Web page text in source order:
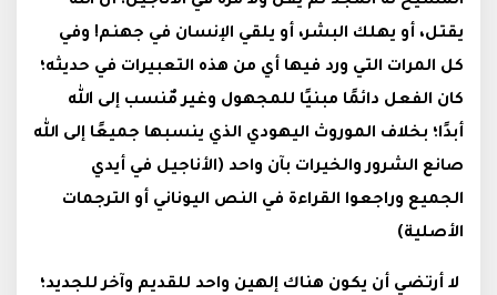
يقتل، أو يهلك البشر، أو يلقي الإنسان في جهنم! وفي
كل المرات التي ورد فيها أي من هذه التعبيرات في حديثه؛
كان الفعل دائمًا مبنيًا للمجهول وغير مٌنسب إلى الله
أبدًا؛ بخلاف الموروث اليهودي الذي ينسبها جميعًا إلى الله
صانع الشرور والخيرات بآن واحد (الأناجيل في أيدي
الجميع وراجعوا القراءة في النص اليوناني أو الترجمات
الأصلية)
لا أرتضي أن يكون هناك إلهين واحد للقديم وآخر للجديد؛